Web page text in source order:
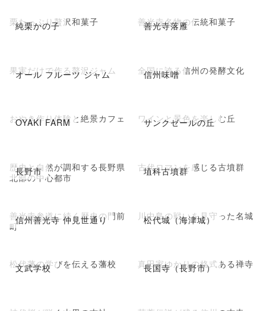
純栗かの子
栗たっぷり贅沢和菓子 善光寺落雁
善光寺名物の伝統和菓子
オール フルーツ ジャム
果実だけで作る贅沢ジャム 信州味噌
全国に誇る信州の発酵文化
OYAKI FARM
おやき作り体験と絶景カフェ サンクゼールの丘
ワインと景色を楽しむ丘
長野市
歴史と自然が調和する長野県
北部の中心都市
埴科古墳群
古代ロマンを感じる古墳群
信州善光寺 仲見世通り
善光寺参道に続く歴史の門前
町
松代城（海津城）
川中島の戦いを見守った名城
文武学校
松代藩の学びを伝える藩校 長国寺（長野市）
真田家ゆかりの格式ある禅寺